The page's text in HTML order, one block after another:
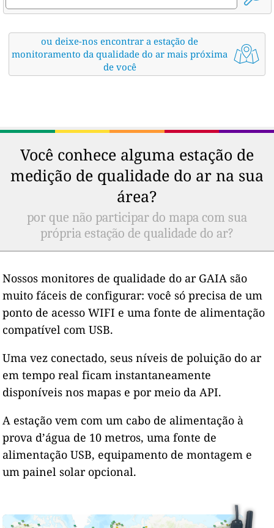
ou deixe-nos encontrar a estação de
monitoramento da qualidade do ar mais próxima
de você
Você conhece alguma estação de
medição de qualidade do ar na sua
área?
por que não participar do mapa com sua
própria estação de qualidade do ar?
Nossos monitores de qualidade do ar GAIA são
muito fáceis de configurar: você só precisa de um
ponto de acesso WIFI e uma fonte de alimentação
compatível com USB.
Uma vez conectado, seus níveis de poluição do ar
em tempo real ficam instantaneamente
disponíveis nos mapas e por meio da API.
A estação vem com um cabo de alimentação à
prova d’água de 10 metros, uma fonte de
alimentação USB, equipamento de montagem e
um painel solar opcional.